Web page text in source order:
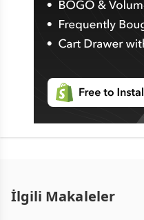
İlgili Makaleler